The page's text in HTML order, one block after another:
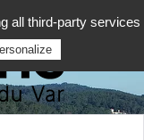
all third-party services